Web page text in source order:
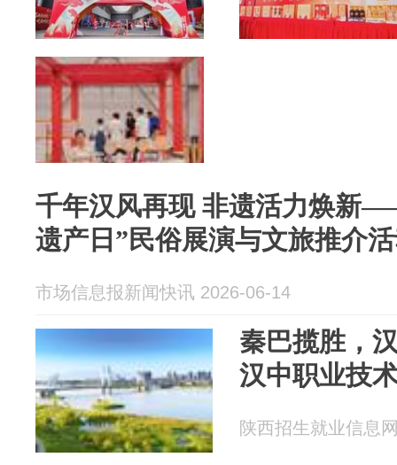
千年汉风再现 非遗活力焕新
遗产日”民俗展演与文旅推介
市场信息报新闻快讯 2026-06-14
秦巴揽胜，
汉中职业技
陕西招生就业信息